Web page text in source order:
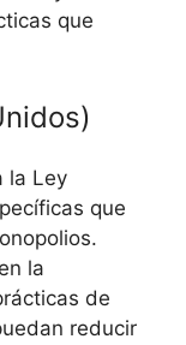
que
la Ley
que
la
de
reducir